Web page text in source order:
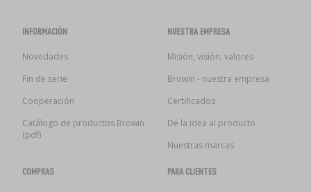
INFORMACIÓN
Novedades
Fin de serie
Cooperación
Catálogo de productos Browin
(pdf)
NUESTRA EMPRESA
Misión, visión, valores
Browin - nuestra empresa
Certificados
De la idea al producto
Nuestras marcas
COMPRAS PARA CLIENTES